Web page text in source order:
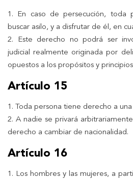
1. En caso de persecución, toda
buscar asilo, y a disfrutar de él, en
2. Este derecho no podrá ser
judicial realmente originada por
opuestos a los propósitos y
Artículo 15
1. Toda persona tiene derecho a
2. A nadie se privará
derecho a cambiar de nacionalidad.
Artículo 16
1. Los hombres y las mujeres, a